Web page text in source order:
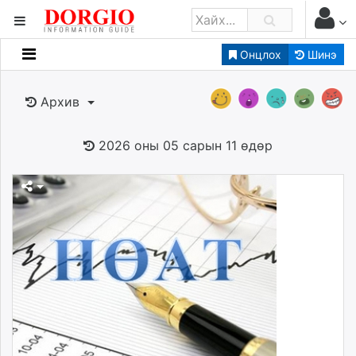
Онцлох Шинэ
Мэдээллийн
Банк санхүү
Нийслэлийн
dorgio.mn
Gogo.mn
caak.mn
news.mn
Baabar.mn
tovch.mn
Архив
2026 оны 05 сарын 11 өдөр